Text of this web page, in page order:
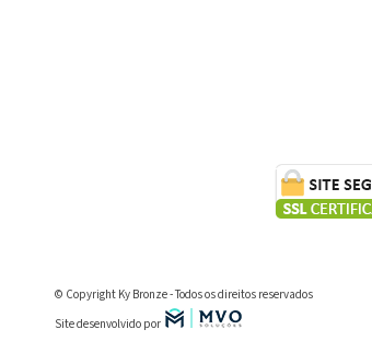
© Copyright Ky Bronze - Todos os direitos reservados
Site desenvolvido por